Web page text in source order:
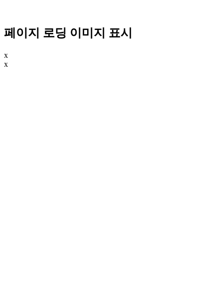
페이지 로딩 이미지 표시
x
x